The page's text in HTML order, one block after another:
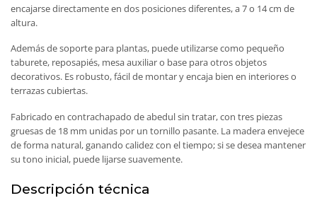
encajarse directamente en dos posiciones diferentes, a 7 o 14 cm de
altura.
Además de soporte para plantas, puede utilizarse como pequeño
taburete, reposapiés, mesa auxiliar o base para otros objetos
decorativos. Es robusto, fácil de montar y encaja bien en interiores o
terrazas cubiertas.
Fabricado en contrachapado de abedul sin tratar, con tres piezas
gruesas de 18 mm unidas por un tornillo pasante. La madera envejece
de forma natural, ganando calidez con el tiempo; si se desea mantener
su tono inicial, puede lijarse suavemente.
Descripción técnica